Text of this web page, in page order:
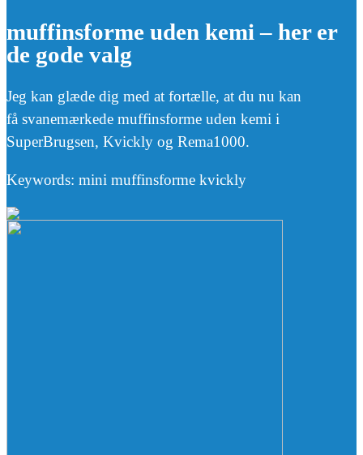
muffinsforme uden kemi – her er
de gode valg
Jeg kan glæde dig med at fortælle, at du nu kan
få svanemærkede muffinsforme uden kemi i
SuperBrugsen, Kvickly og Rema1000.
Keywords: mini muffinsforme kvickly